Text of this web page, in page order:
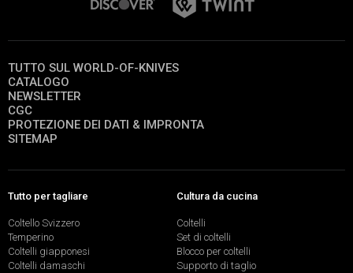
TUTTO SUL WORLD-OF-KNIVES
CATALOGO
NEWSLETTER
CGC
PROTEZIONE DEI DATI & IMPRONTA
SITEMAP
Tutto per tagliare
Coltello Svizzero
Temperino
Coltelli giapponesi
Coltelli damaschi
Cultura da cucina
Coltelli
Set di coltelli
Blocco per coltelli
Supporto di taglio